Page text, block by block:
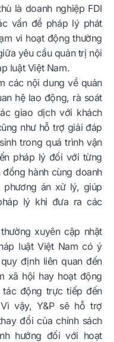
là doanh nghiệp FDI
vấn đề pháp lý phát
vi hoạt động thường
yêu cầu quản trị nội
luật Việt Nam.
các nội dung về quản
hệ lao động, rà soát
giao dịch với khách
như hỗ trợ giải đáp
trong quá trình vận
pháp lý đối với từng
hành cùng doanh
phương án xử lý, giúp
lý khi đưa ra các
xuyên cập nhật
luật Việt Nam có ý
định liên quan đến
xã hội hay hoạt động
tác động trực tiếp đến
vậy, Y&P sẽ hỗ trợ
đổi của chính sách
hưởng đối với hoạt